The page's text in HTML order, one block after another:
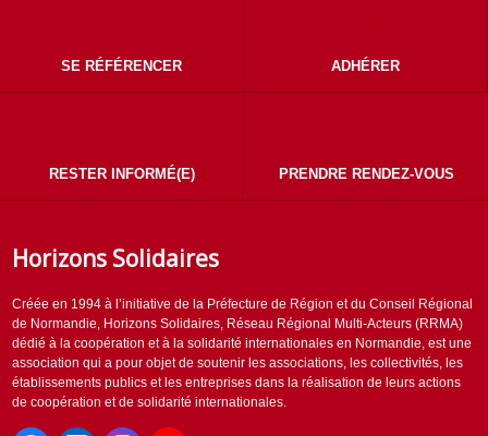
SE RÉFÉRENCER ADHÉRER
RESTER INFORMÉ(E) PRENDRE RENDEZ-VOUS
Horizons Solidaires
Créée en 1994 à l’initiative de la Préfecture de Région et du Conseil Régional
de Normandie, Horizons Solidaires, Réseau Régional Multi-Acteurs (RRMA)
dédié à la coopération et à la solidarité internationales en Normandie, est une
association qui a pour objet de soutenir les associations, les collectivités, les
établissements publics et les entreprises dans la réalisation de leurs actions
de coopération et de solidarité internationales.